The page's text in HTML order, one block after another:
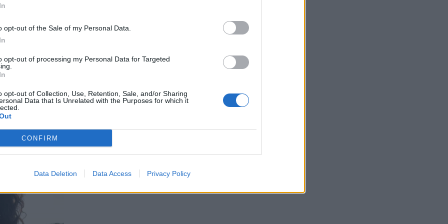
opt-out of the Sale of my Personal Data.
opt-out of processing my Personal Data for Targeted
opt-out of Collection, Use, Retention, Sale, and/or Sharing
Data that Is Unrelated with the Purposes for which it
CONFIRM
Data Deletion Data Access Privacy Policy
toinen
– tältä näyttää
vuoksi
-näytöksessä